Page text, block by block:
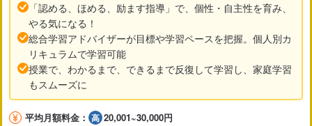
「認める、ほめる、励ます指導」で、個性・自主性を育み、
やる気になる！
総合学習アドバイザーが目標や学習ペースを把握。個人別カ
リキュラムで学習可能
授業で、わかるまで、できるまで反復して学習し、家庭学習
もスムーズに
平均月額料金： 20,001~30,000円